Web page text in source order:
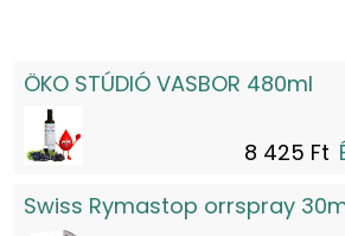
ÖKO STÚDIÓ VASBOR 480ml
8 425 Ft
Swiss Rymastop orrspray